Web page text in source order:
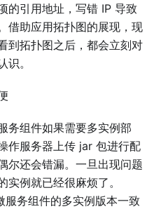
的引用地址，写错 IP 导致
借助应用拓扑图的展现，现
到拓扑图之后，都会立刻对
。
务组件如果需要多实例部
作服务器上传 jar 包进行配
尔还会错漏。一旦出现问题
实例就已经很麻烦了。
务组件的多实例版本一致